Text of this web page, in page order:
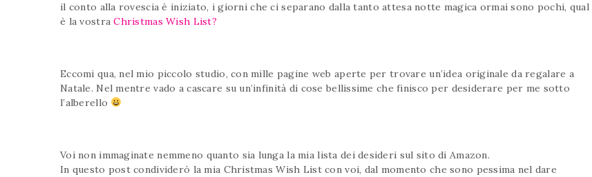
il conto alla rovescia è iniziato, i giorni che ci separano dalla tanto attesa notte magica ormai sono pochi, qual
è la vostraChristmas Wish List?
Eccomi qua, nel mio piccolo studio, con mille pagine web aperte per trovare un’idea originale da regalare a
Natale. Nel mentre vado a cascare su un’infinità di cose bellissime che finisco per desiderare per me sotto
l’alberello
Voi non immaginate nemmeno quanto sia lunga la mia lista dei desideri sul sito di Amazon.
In questo post condividerò la mia Christmas Wish List con voi, dal momento che sono pessima nel dare